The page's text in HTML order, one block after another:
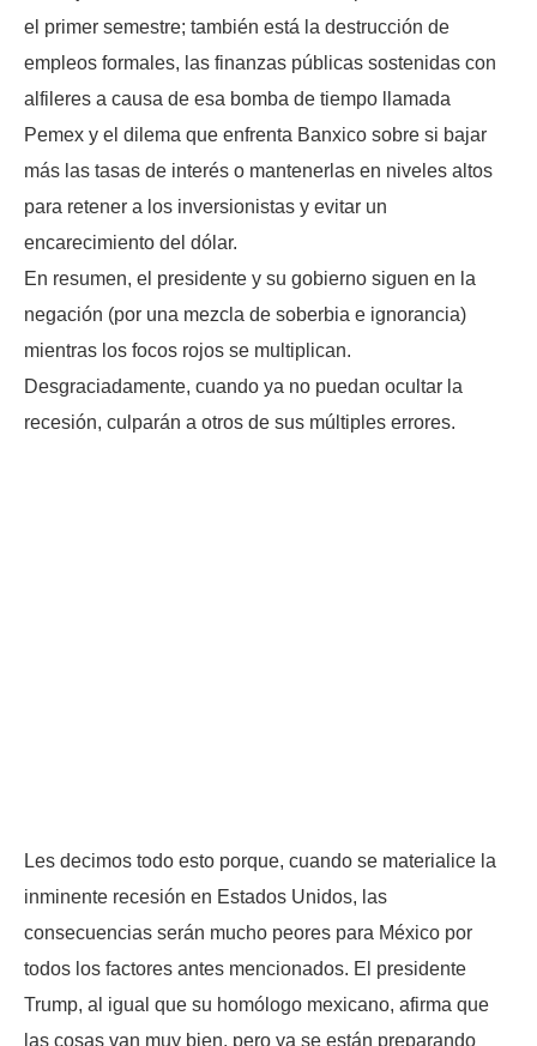
el primer semestre; también está la destrucción de
empleos formales, las finanzas públicas sostenidas con
alfileres a causa de esa bomba de tiempo llamada
Pemex y el dilema que enfrenta Banxico sobre si bajar
más las tasas de interés o mantenerlas en niveles altos
para retener a los inversionistas y evitar un
encarecimiento del dólar.
En resumen, el presidente y su gobierno siguen en la
negación (por una mezcla de soberbia e ignorancia)
mientras los focos rojos se multiplican.
Desgraciadamente, cuando ya no puedan ocultar la
recesión, culparán a otros de sus múltiples errores.
Les decimos todo esto porque, cuando se materialice la
inminente recesión en Estados Unidos, las
consecuencias serán mucho peores para México por
todos los factores antes mencionados. El presidente
Trump, al igual que su homólogo mexicano, afirma que
las cosas van muy bien, pero ya se están preparando